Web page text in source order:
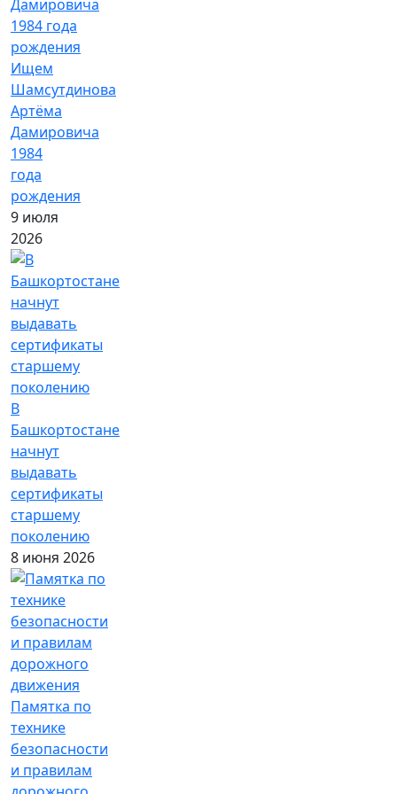
Ищем
Шамсутдинова
Артёма
Дамировича
1984
года
рождения
9 июля
2026
В
Башкортостане
начнут
выдавать
сертификаты
старшему
поколению
8 июня 2026
Памятка по
технике
безопасности
и правилам